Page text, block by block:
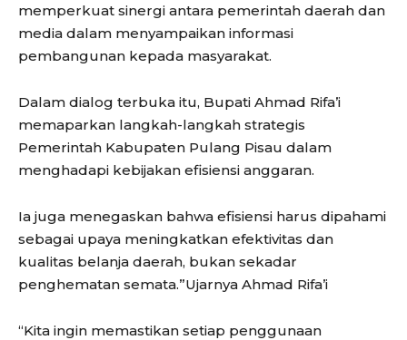
memperkuat sinergi antara pemerintah daerah dan
media dalam menyampaikan informasi
pembangunan kepada masyarakat.
Dalam dialog terbuka itu, Bupati Ahmad Rifa’i
memaparkan langkah-langkah strategis
Pemerintah Kabupaten Pulang Pisau dalam
menghadapi kebijakan efisiensi anggaran.
Ia juga menegaskan bahwa efisiensi harus dipahami
sebagai upaya meningkatkan efektivitas dan
kualitas belanja daerah, bukan sekadar
penghematan semata.”Ujarnya Ahmad Rifa’i
“Kita ingin memastikan setiap penggunaan